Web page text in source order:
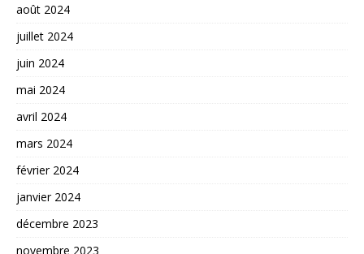
août 2024
juillet 2024
juin 2024
mai 2024
avril 2024
mars 2024
février 2024
janvier 2024
décembre 2023
novembre 2023